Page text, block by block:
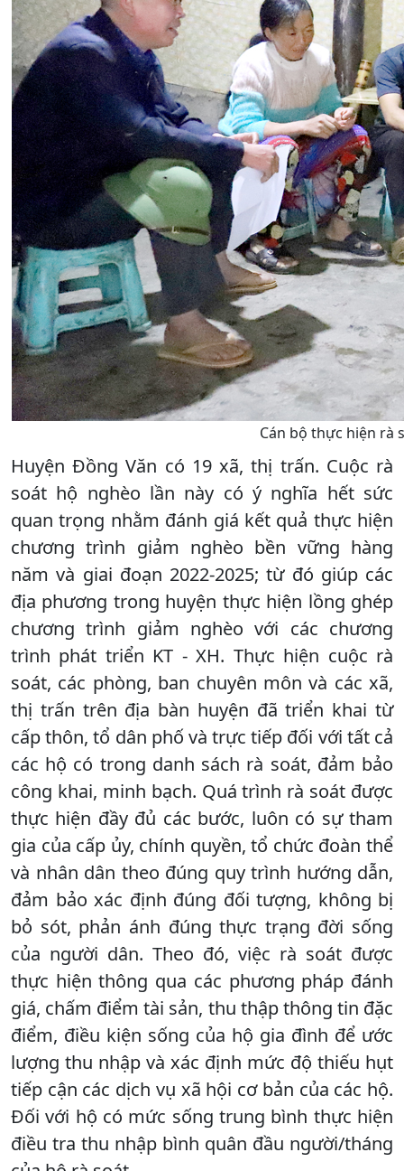
Cán bộ thực hiện rà
Huyện Đồng Văn có 19 xã, thị trấn. Cuộc rà
soát hộ nghèo lần này có ý nghĩa hết sức
quan trọng nhằm đánh giá kết quả thực hiện
chương trình giảm nghèo bền vững hàng
năm và giai đoạn 2022-2025; từ đó giúp các
địa phương trong huyện thực hiện lồng ghép
chương trình giảm nghèo với các chương
trình phát triển KT - XH. Thực hiện cuộc rà
soát, các phòng, ban chuyên môn và các xã,
thị trấn trên địa bàn huyện đã triển khai từ
cấp thôn, tổ dân phố và trực tiếp đối với tất cả
các hộ có trong danh sách rà soát, đảm bảo
công khai, minh bạch. Quá trình rà soát được
thực hiện đầy đủ các bước, luôn có sự tham
gia của cấp ủy, chính quyền, tổ chức đoàn thể
và nhân dân theo đúng quy trình hướng dẫn,
đảm bảo xác định đúng đối tượng, không bị
bỏ sót, phản ánh đúng thực trạng đời sống
của người dân. Theo đó, việc rà soát được
thực hiện thông qua các phương pháp đánh
giá, chấm điểm tài sản, thu thập thông tin đặc
điểm, điều kiện sống của hộ gia đình để ước
lượng thu nhập và xác định mức độ thiếu hụt
tiếp cận các dịch vụ xã hội cơ bản của các hộ.
Đối với hộ có mức sống trung bình thực hiện
điều tra thu nhập bình quân đầu người/tháng